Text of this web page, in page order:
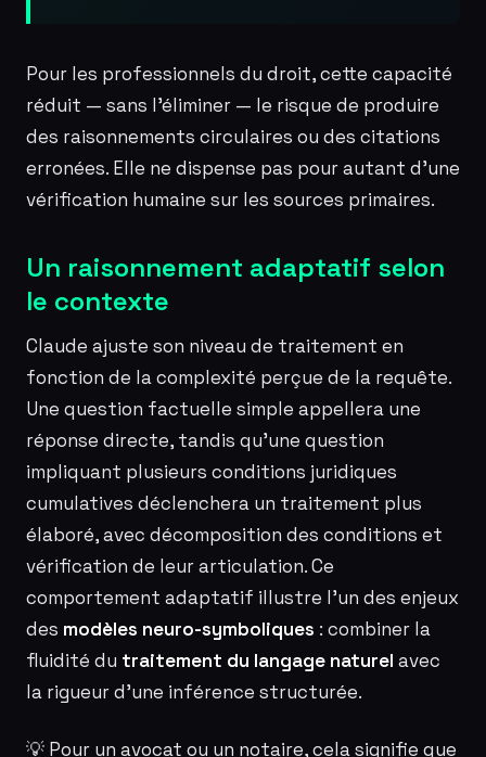
Pour les professionnels du droit, cette capacité
réduit — sans l’éliminer — le risque de produire
des raisonnements circulaires ou des citations
erronées. Elle ne dispense pas pour autant d’une
vérification humaine sur les sources primaires.
Un raisonnement adaptatif selon
le contexte
Claude ajuste son niveau de traitement en
fonction de la complexité perçue de la requête.
Une question factuelle simple appellera une
réponse directe, tandis qu’une question
impliquant plusieurs conditions juridiques
cumulatives déclenchera un traitement plus
élaboré, avec décomposition des conditions et
vérification de leur articulation. Ce
comportement adaptatif illustre l’un des enjeux
des modèles neuro-symboliques : combiner la
fluidité du traitement du langage naturel avec
la rigueur d’une inférence structurée.
💡 Pour un avocat ou un notaire, cela signifie que